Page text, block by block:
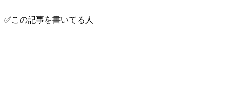
✅この記事を書いてる人